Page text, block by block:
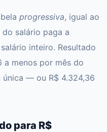
progressiva, igual ao
salário paga a
inteiro. Resultado
a menos por mês do
única — ou R$ 4.324,36
para R$